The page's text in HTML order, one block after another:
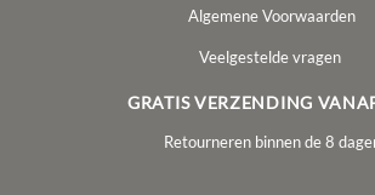
Algemene Voorwaarden
Veelgestelde vragen
GRATIS VERZENDING
Retourneren binnen de 8